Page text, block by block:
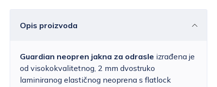
Opis proizvoda
Guardian neopren jakna za odrasle izrađena je
od visokokvalitetnog, 2 mm dvostruko
laminiranog elastičnog neoprena s flatlock